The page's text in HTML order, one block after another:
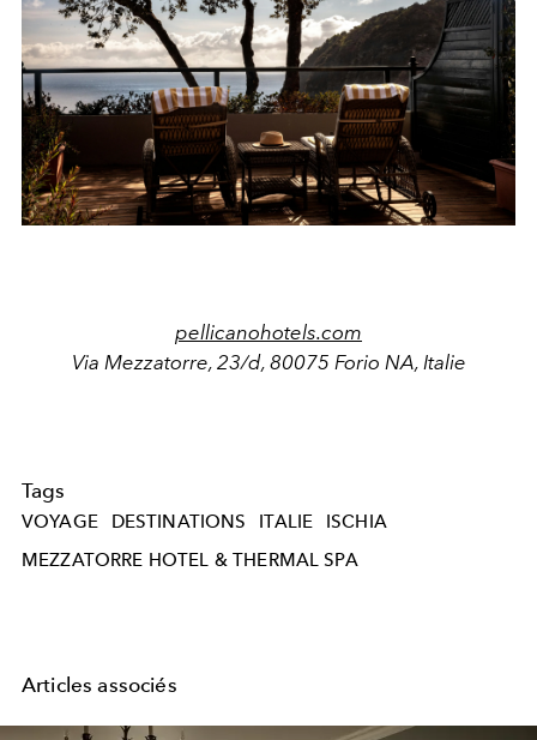
pellicanohotels.com
Via Mezzatorre, 23/d, 80075 Forio NA, Italie
Tags
VOYAGE DESTINATIONS ITALIE
ISCHIA
MEZZATORRE HOTEL & THERMAL SPA
Articles associés